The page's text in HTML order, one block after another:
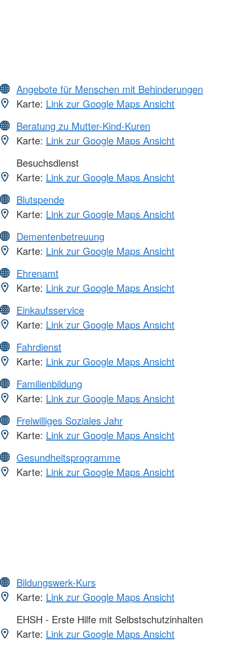
Angebote für Menschen mit Behinderungen
Karte: Link zur Google Maps Ansicht
Beratung zu Mutter-Kind-Kuren
Karte: Link zur Google Maps Ansicht
Besuchsdienst
Karte: Link zur Google Maps Ansicht
Blutspende
Karte: Link zur Google Maps Ansicht
Dementenbetreuung
Karte: Link zur Google Maps Ansicht
Ehrenamt
Karte: Link zur Google Maps Ansicht
Einkaufsservice
Karte: Link zur Google Maps Ansicht
Fahrdienst
Karte: Link zur Google Maps Ansicht
Familienbildung
Karte: Link zur Google Maps Ansicht
Freiwilliges Soziales Jahr
Karte: Link zur Google Maps Ansicht
Gesundheitsprogramme
Karte: Link zur Google Maps Ansicht
Bildungswerk-Kurs
Karte: Link zur Google Maps Ansicht
EHSH - Erste Hilfe mit Selbstschutzinhalten
Karte: Link zur Google Maps Ansicht